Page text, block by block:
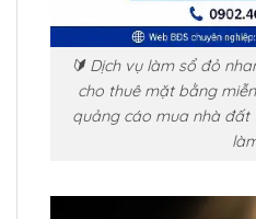
🔰 Dịch vụ làm sổ đỏ
cho thuê mặt bằng
quảng cáo mua nhà đất